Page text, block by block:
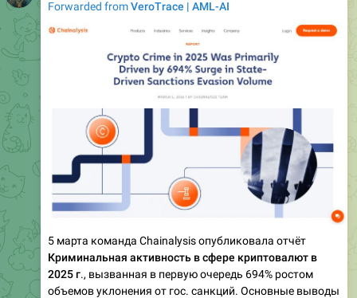
Forwarded fromVeroTrace | AML-AI
5 марта команда Chainalysis опубликовала отчёт
Криминальная активность в сфере криптовалют в
2025г., вызванная в первую очередь 694% ростом
объемов уклонения от гос. санкций. Основные выводы